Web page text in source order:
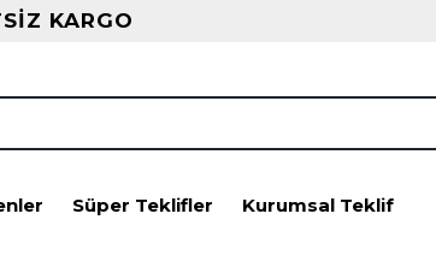
KARGO
Süper Teklifler Kurumsal Teklif